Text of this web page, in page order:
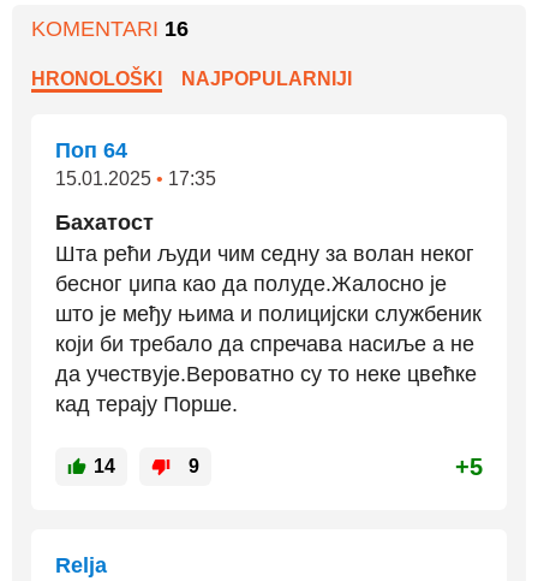
KOMENTARI 16
HRONOLOŠKI NAJPOPULARNIJI
Поп 64
15.01.2025 • 17:35
Бахатост
Шта рећи људи чим седну за волан неког
бесног џипа као да полуде.Жалосно је
што је међу њима и полицијски службеник
који би требало да спречава насиље а не
да учествује.Вероватно су то неке цвећке
кад терају Порше.
14 9 +5
Relja